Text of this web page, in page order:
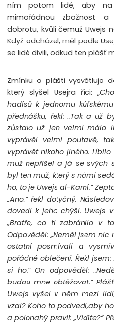
ním potom lidé, aby
mimořádnou zbožnost
dobrotu, kvůli čemuž Uwejs
Když odcházel, měl podle
se lidé divili, odkud ten plášť
Zmínku o plášti vysvětluje
který slyšel Usejra říci: „
hadísů k jednomu
přednášku, řekl: „Tak a už
zůstalo už jen velmi málo
vyprávěl velmi poutavě,
vyprávět nikoho jiného.
muž nepřišel a já se svých
byl ten muž, který s námi
ho, to je Uwejs al-Karní.“
„Ano,“ řekl dotyčný.
dovedl k jeho chýši. Uwejs
„Bratře, co ti zabránilo v
Odpověděl: „Neměl jsem nic
ostatní posmívali a
pořádné oblečení. Řekl
si ho.“ On odpověděl:
budou mne obtěžovat.“
Uwejs vyšel v něm mezi
vzal? Koho to podvedl,aby
a polonahý pravil: „Vidíte?“